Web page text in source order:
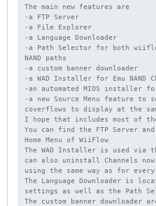
The main new features are
-a FTP Server
-a File Explorer
-a Language Downloader
-a Path Selector for both
NAND paths
-a custom banner downloader
-a WAD Installer for Emu NAND
-an automated MIOS installer
-a new Source Menu feature to
coverflows to display at the
I hope that includes most of
You can find the FTP Server
Home Menu of WiiFlow
The WAD Installer is used via
can also uninstall Channels now
using the same way as for every
The Language Downloader is
settings as well as the Path
The custom banner downloader